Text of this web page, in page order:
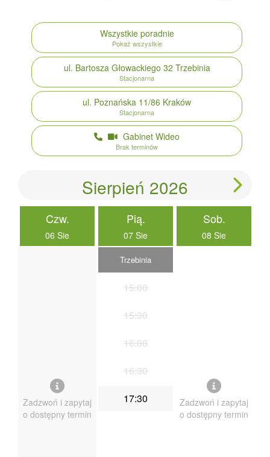
Wszystkie poradnie
Pokaż wszystkie
ul. Bartosza Głowackiego 32 Trzebinia
Stacjonarna
ul. Poznańska 11/86 Kraków
Stacjonarna
Gabinet Wideo
Brak terminów
Sierpień 2026
Czw.
06 Sie
Zadzwoń i zapytaj
o dostępny termin
Pią.
07 Sie
Trzebinia
15:00
15:30
16:00
16:30
17:30
Sob.
08 Sie
Zadzwoń i zapytaj
o dostępny termin